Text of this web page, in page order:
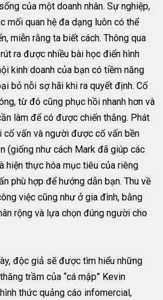
của một doanh nhân. Sự nghiệp,
mối quan hệ đa dạng luôn có thể
miễn rằng ta biết cách. Thông qua
ra được nhiều bài học điển hình
kinh doanh của bạn có tiềm năng
bỏ nỗi sợ hãi khi ra quyết định. Cố
từ đó cũng phục hồi nhanh hơn và
làm để có được chiến thắng. Phát
cố vấn và người được cố vấn bền
(giống như cách Mark đã giúp các
hiện thực hóa mục tiêu của riêng
phù hợp để hướng dẫn bạn. Thu về
việc cũng như ở gia đình, bằng
rộng và lựa chọn đúng người cho
độc giả sẽ được tìm hiểu những
trầm của “cá mập” Kevin
thức quảng cáo infomercial,